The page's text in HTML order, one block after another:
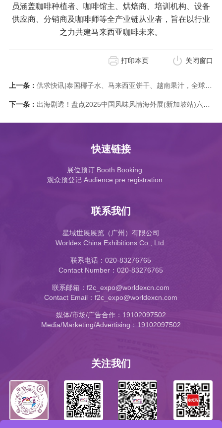
员涵盖咖啡种植者、咖啡馆主、烘焙商、培训机构、设备
供应商、分销商及咖啡师等全产业链从业者，旨在以行业
之力共建马来西亚咖啡未来。
打印本页 关闭窗口
上一条： 供求快讯|泰国椰子水、马来西亚饼干、越南果汁，全球好物一网打尽
下一条： 出海剧透！盘点2025中国风味风情海外展(新加坡站)六宗“最”！
快速链接
展位预订 Booth Booking
观众预登记 Audience pre registration
联系我们
星域世展展览（广州）有限公司
Worldex China Exhibitions Co., Ltd.
联系电话：020-83276765
Contact Number：020-83276765
联系邮箱：f2c_expo@worldexcn.com
Contact Email：f2c_expo@worldexcn.com
媒体/市场/广告合作：19102097502
Media/Marketing/Advertising：19102097502
关注我们